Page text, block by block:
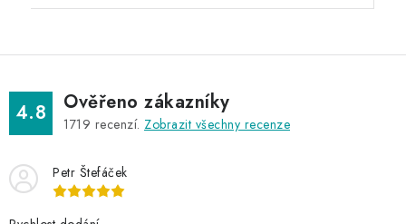
4.8 Ověřeno zákazníky
1719 recenzí. Zobrazit všechny recenze
Petr Štefáček